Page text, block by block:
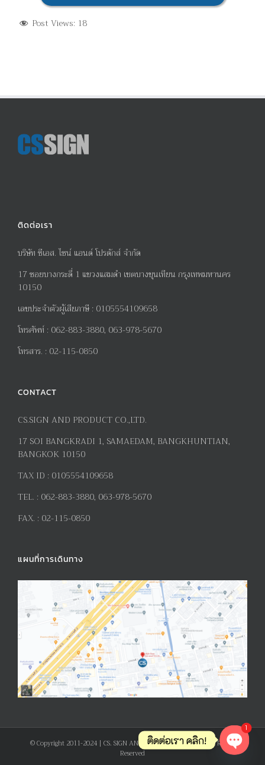
Post Views: 18
ติดต่อเรา
บริษัท ซีเอส. ไซน์ แอนด์ โปรดักส์ จำกัด
17ซอยบางกระดี่ 1 แขวงแสมดำ เขตบางขุนเทียน กรุงเทพมหานคร
10150
เลขประจำตัวผู้เสียภาษี : 0105554109658
โทรศัพท์ : 062-883-3880, 063-978-5670
โทรสาร. : 02-115-0850
CONTACT
CS.SIGN AND PRODUCT CO.,LTD.
17 SOI BANGKRADI 1, SAMAEDAM, BANGKHUNTIAN,
BANGKOK 10150
TAX ID : 0105554109658
TEL. : 062-883-3880, 063-978-5670
FAX. : 02-115-0850
แผนที่การเดินทาง
© Copyright 2011-2024 | CS. SIGN AND PRODUCT CO., LTD. | All Rights
Reserved
ติดต่อเรา คลิก!
1